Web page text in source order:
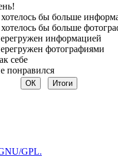
хотелось бы больше
бы больше
информацией
фотографиями
себе
понравился
GPL.